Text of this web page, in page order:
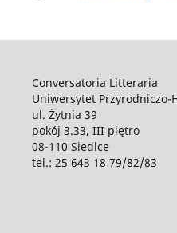
Conversatoria Litteraria
Uniwersytet Przyrodniczo-
ul. Żytnia 39
pokój 3.33, III piętro
08-110 Siedlce
tel.: 25 643 18 79/82/83